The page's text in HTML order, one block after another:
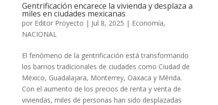
Gentrificación encarece la vivienda y desplaza a
miles en ciudades mexicanas
por Editor Proyecto | Jul 8, 2025 | Economía,
NACIONAL
El fenómeno de la gentrificación está transformando
los barrios tradicionales de ciudades como Ciudad de
México, Guadalajara, Monterrey, Oaxaca y Mérida.
Con el aumento de los precios de renta y venta de
viviendas, miles de personas han sido desplazadas